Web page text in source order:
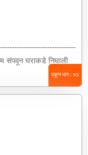
संपवून घराकडे निघाली
एकूण भाग : 50